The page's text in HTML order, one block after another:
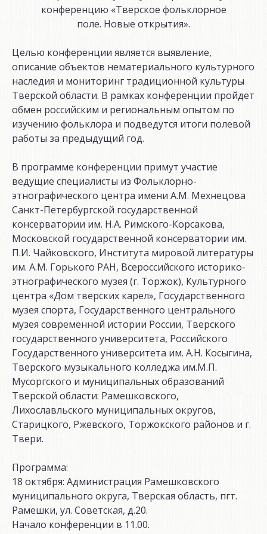
конференцию «Тверское фольклорное
поле. Новые открытия».
Целью конференции является выявление,
описание объектов нематериального культурного
наследия и мониторинг традиционной культуры
Тверской области. В рамках конференции пройдет
обмен российским и региональным опытом по
изучению фольклора и подведутся итоги полевой
работы за предыдущий год.
В программе конференции примут участие
ведущие специалисты из Фольклорно-
этнографического центра имени А.М. Мехнецова
Санкт-Петербургской государственной
консерватории им. Н.А. Римского-Корсакова,
Московской государственной консерватории им.
П.И. Чайковского, Института мировой литературы
им. А.М. Горького РАН, Всероссийского историко-
этнографического музея (г. Торжок), Культурного
центра «Дом тверских карел», Государственного
музея спорта, Государственного центрального
музея современной истории России, Тверского
государственного университета, Российского
Государственного университета им. А.Н. Косыгина,
Тверского музыкального колледжа им.М.П.
Мусоргского и муниципальных образований
Тверской области: Рамешковского,
Лихославльского муниципальных округов,
Старицкого, Ржевского, Торжокского районов и г.
Твери.
Программа:
18 октября: Администрация Рамешковского
муниципального округа, Тверская область, пгт.
Рамешки, ул. Советская, д.20.
Начало конференции в 11.00.